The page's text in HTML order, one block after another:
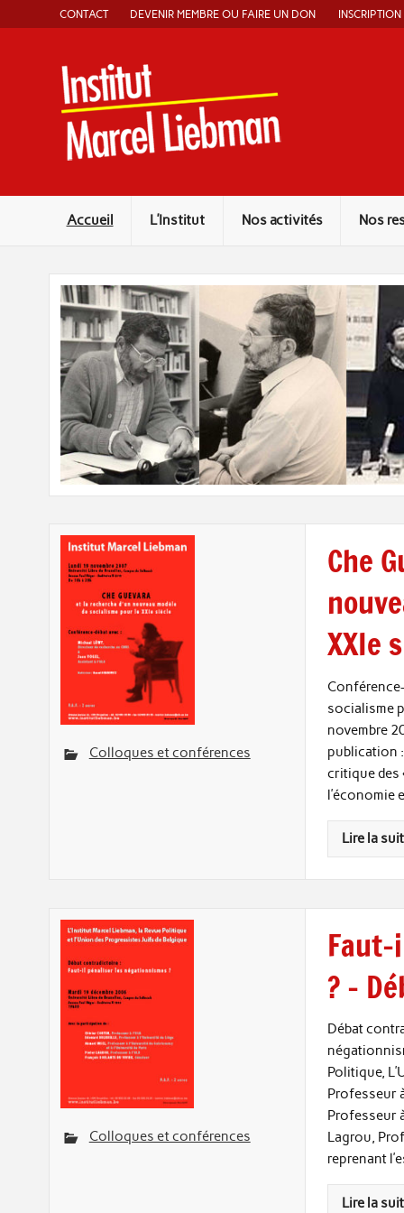
content
CONTACT DEVENIR MEMBRE OU FAIRE UN DON
Accueil L’Institut Nos activités Nos
Colloques et conférences
Che
XXIe
socialisme
novembre
publication :
critique des
l’économie
Lire la
Colloques et conférences
? –
Débat
Politique,
Professeur
Professeur
Lagrou,
reprenant
Lire la